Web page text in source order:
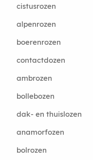
cistusrozen
alpenrozen
boerenrozen
contactdozen
ambrozen
bollebozen
dak- en thuislozen
anamorfozen
bolrozen